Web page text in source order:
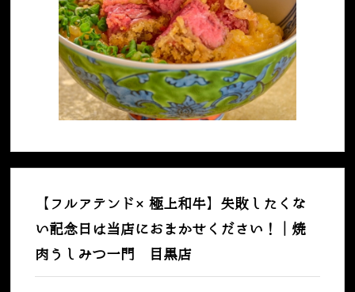
【フルアテンド×極上和牛】失敗したくな
い記念日は当店におまかせください！｜焼
肉うしみつ一門 目黒店